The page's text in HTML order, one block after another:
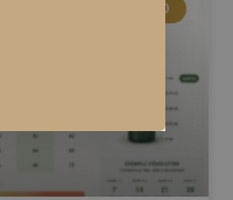
ACTUALITÉS CBD